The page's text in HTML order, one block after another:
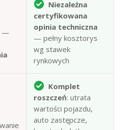
—
Niezależna
certyfikowana
opinia techniczna
— pełny kosztorys
wg stawek
rynkowych
Komplet
roszczeń: utrata
wartości pojazdu,
auto zastępcze,